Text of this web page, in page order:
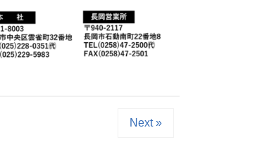
Next »